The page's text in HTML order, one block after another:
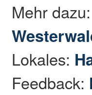
Mehr
Lokales:
Feedback: